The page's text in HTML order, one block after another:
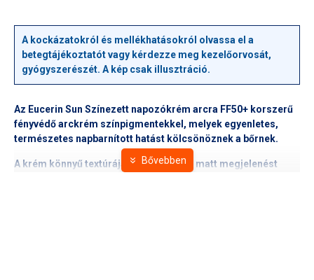
A kockázatokról és mellékhatásokról olvassa el a
betegtájékoztatót vagy kérdezze meg kezelőorvosát,
gyógyszerészét. A kép csak illusztráció.
Az Eucerin Sun Színezett napozókrém arcra FF50+ korszerű
fényvédő arckrém színpigmentekkel, melyek egyenletes,
természetes napbarnított hatást kölcsönöznek a bőrnek.
A krém könnyű textúrája hosszan tartó matt megjelenést